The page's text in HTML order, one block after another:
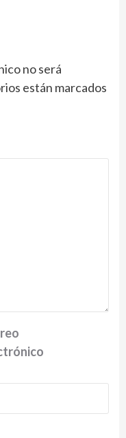
no ser
están marcados